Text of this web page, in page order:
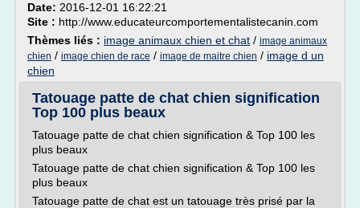
Date: 2016-12-01 16:22:21
Site : http://www.educateurcomportementalistecanin.com
Thèmes liés : image animaux chien et chat / image animaux
chien / image chien de race / image de maitre chien / image d un
chien
Tatouage patte de chat chien signification
Top 100 plus beaux
Tatouage patte de chat chien signification & Top 100 les
plus beaux
Tatouage patte de chat chien signification & Top 100 les
plus beaux
Tatouage patte de chat est un tatouage très prisé par la